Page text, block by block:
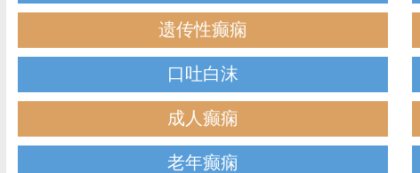
遗传性癫痫
口吐白沫
成人癫痫
老年癫痫